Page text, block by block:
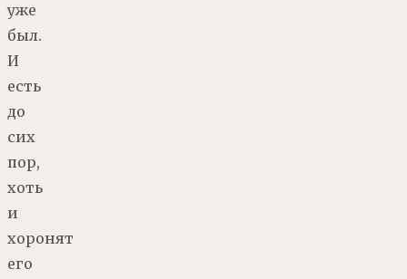
уже
был.
И
есть
до
сих
пор,
хоть
и
хоронят
его